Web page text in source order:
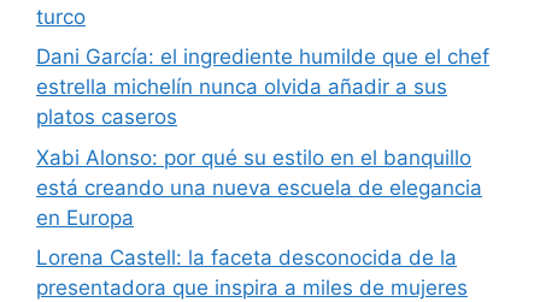
turco
Dani García: el ingrediente humilde que el chef
estrella michelín nunca olvida añadir a sus
platos caseros
Xabi Alonso: por qué su estilo en el banquillo
está creando una nueva escuela de elegancia
en Europa
Lorena Castell: la faceta desconocida de la
presentadora que inspira a miles de mujeres